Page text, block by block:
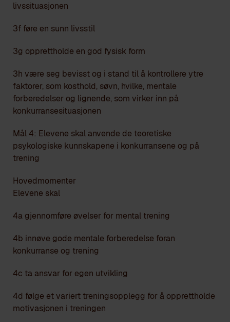
livssituasjonen
3f føre en sunn livsstil
3g opprettholde en god fysisk form
3h være seg bevisst og i stand til å kontrollere ytre
faktorer, som kosthold, søvn, hvilke, mentale
forberedelser og lignende, som virker inn på
konkurransesituasjonen
Mål 4: Elevene skal anvende de teoretiske
psykologiske kunnskapene i konkurransene og på
trening
Hovedmomenter
Elevene skal
4a gjennomføre øvelser for mental trening
4b innøve gode mentale forberedelse foran
konkurranse og trening
4c ta ansvar for egen utvikling
4d følge et variert treningsopplegg for å opprettholde
motivasjonen i treningen